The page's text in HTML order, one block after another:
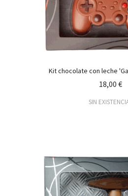
Kit chocolate con leche
18,00 €
SIN